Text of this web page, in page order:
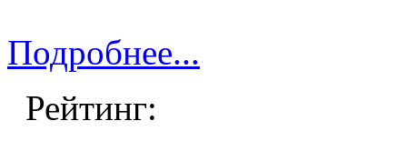
Подробнее...
Рейтинг: